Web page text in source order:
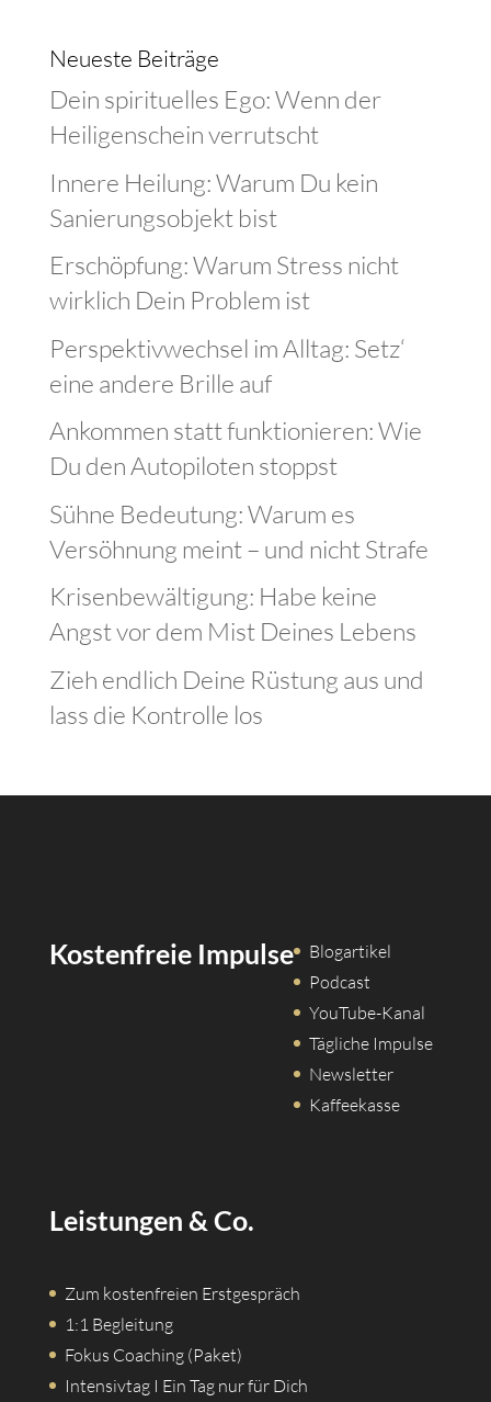
Neueste Beiträge
Dein spirituelles Ego: Wenn der
Heiligenschein verrutscht
Innere Heilung: Warum Du kein
Sanierungsobjekt bist
Erschöpfung: Warum Stress nicht
wirklich Dein Problem ist
Perspektivwechsel im Alltag: Setz‘
eine andere Brille auf
Ankommen statt funktionieren: Wie
Du den Autopiloten stoppst
Sühne Bedeutung: Warum es
Versöhnung meint – und nicht Strafe
Krisenbewältigung: Habe keine
Angst vor dem Mist Deines Lebens
Zieh endlich Deine Rüstung aus und
lass die Kontrolle los
Kostenfreie Impulse
Blogartikel
Podcast
YouTube-Kanal
Tägliche Impulse
Newsletter
Kaffeekasse
Leistungen & Co.
Zum kostenfreien Erstgespräch
1:1 Begleitung
Fokus Coaching (Paket)
Intensivtag I Ein Tag nur für Dich